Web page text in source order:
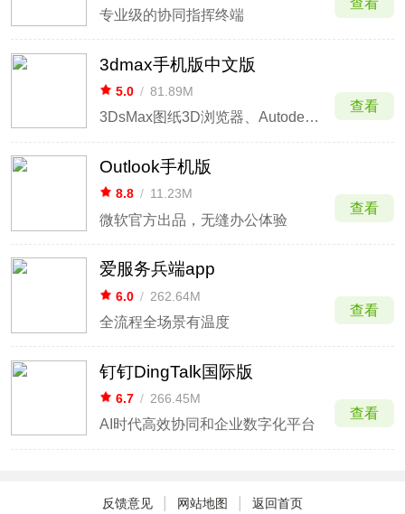
专业级的协同指挥终端
查看
3dmax手机版中文版
5.0 / 81.89M
3DsMax图纸3D浏览器、Autodesk看图
查看
Outlook手机版
8.8 / 11.23M
微软官方出品，无缝办公体验
查看
爱服务兵端app
6.0 / 262.64M
全流程全场景有温度
查看
钉钉DingTalk国际版
6.7 / 266.45M
AI时代高效协同和企业数字化平台
查看
反馈意见 网站地图 返回首页